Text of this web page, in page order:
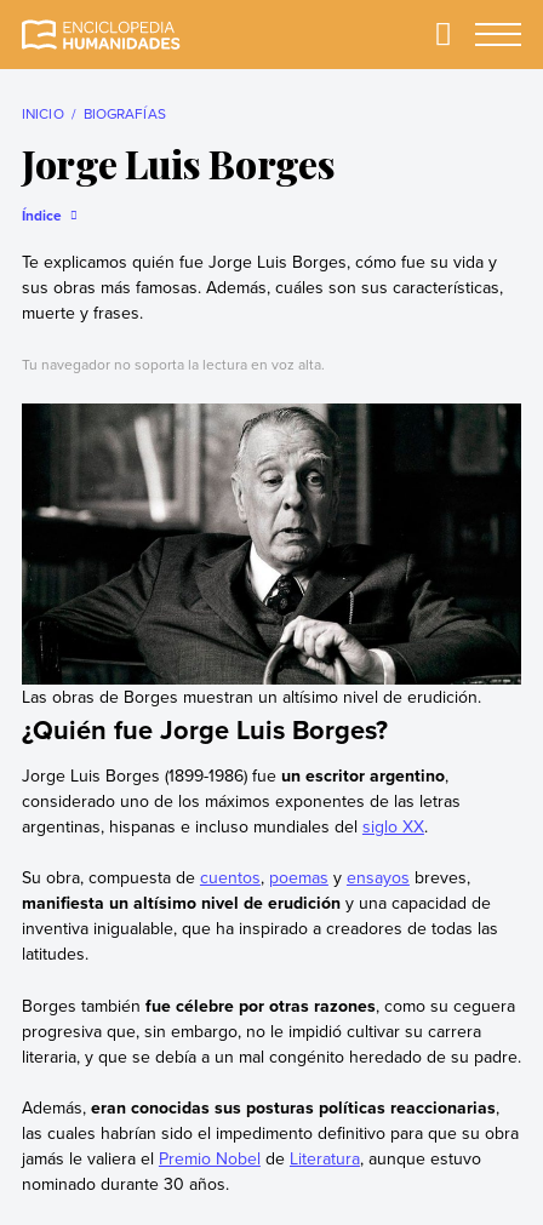
completa y más
Primary
INICIO BIOGRAFÍAS
Jorge Luis Borges
Índice
Te explicamos quién fue Jorge Luis Borges, cómo fue su vida y
sus obras más famosas. Además, cuáles son sus características,
muerte y frases.
Tu navegador no soporta la lectura en voz alta.
Las obras de Borges muestran un altísimo nivel de erudición.
¿Quién fue Jorge Luis Borges?
Jorge Luis Borges (1899-1986) fue un escritor argentino,
considerado uno de los máximos exponentes de las letras
argentinas, hispanas e incluso mundiales del siglo XX.
Su obra, compuesta de cuentos, poemas y ensayos breves,
manifiesta un altísimo nivel de erudicióny una capacidad de
inventiva inigualable, que ha inspirado a creadores de todas las
latitudes.
Borges también fue célebre por otras razones, como su ceguera
progresiva que, sin embargo, no le impidió cultivar su carrera
literaria, y que se debía a un mal congénito heredado de su padre.
Además, eran conocidas sus posturas políticas reaccionarias,
las cuales habrían sido el impedimento definitivo para que su obra
jamás le valiera el Premio Nobel de Literatura, aunque estuvo
nominado durante 30 años.